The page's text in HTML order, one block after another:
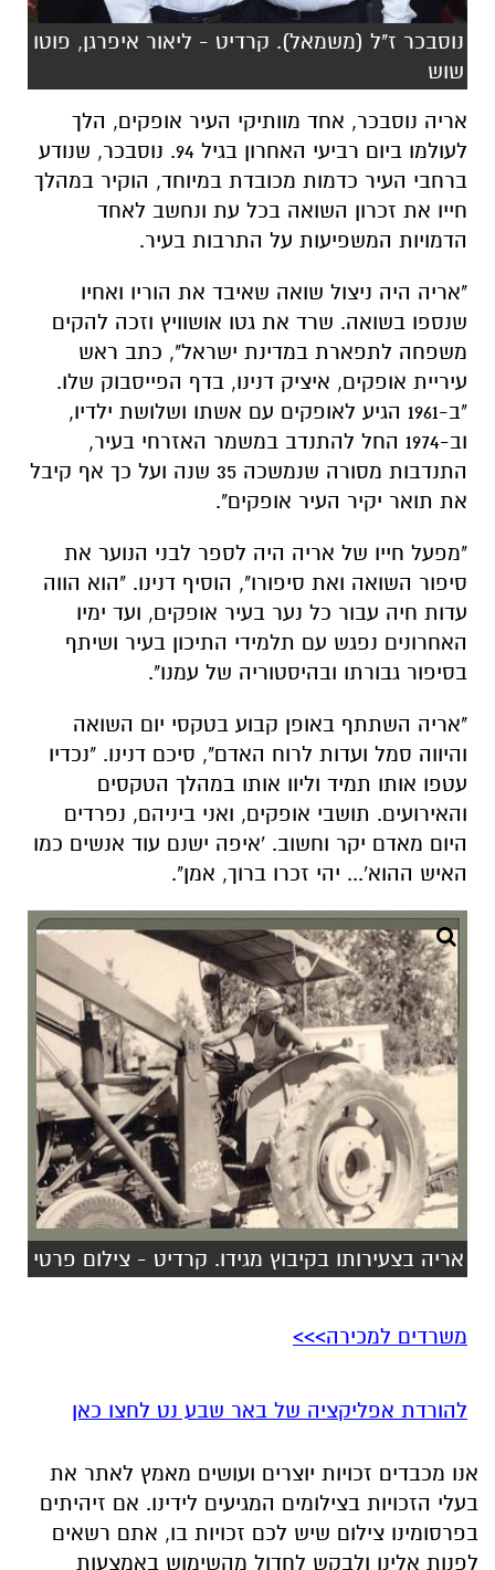
אריה נוסבכר, אחד מוותיקי העיר אופקים, הלך
לעולמו ביום רביעי האחרון בגיל 94. נוסבכר, שנודע
ברחבי העיר כדמות מכובדת במיוחד, הוקיר במהלך
הדמויות המשפיעות על התרבות בעיר.
"אריה היה ניצול שואה שאיבד את הוריו ואחיו
שנספו בשואה. שרד את גטו אושוויץ וזכה להקים
משפחה לתפארת במדינת ישראל", כתב ראש
"ב-1961 הגיע לאופקים עם אשתו ושלושת ילדיו,
וב-1974 החל להתנדב במשמר האזרחי בעיר,
התנדבות מסורה שנמשכה 35 שנה ועל כך אף קיבל
את תואר יקיר העיר אופקים".
"מפעל חייו של אריה היה לספר לבני הנוער את
סיפור השואה ואת סיפורו", הוסיף דנינו. "הוא הווה
עדות חיה עבור כל נער בעיר אופקים, ועד ימיו
בסיפור גבורתו ובהיסטוריה של עמנו".
"אריה השתתף באופן קבוע בטקסי יום השואה
והיווה סמל ועדות לרוח האדם", סיכם דנינו. "נכדיו
עטפו אותו תמיד וליוו אותו במהלך הטקסים
היום מאדם יקר וחשוב . 'איפה ישנם עוד אנשים כמו
האיש ההוא'... יהי זכרו ברוך, אמן".
אריה בצעירותו בקיבוץ מגידו. קרדיט - צילום פרטי
משרדים למכירה>>>
בפרסומינו צילום שיש לכם זכויות בו, אתם רשאים
כתובת המייל:ram@isnet.co.il